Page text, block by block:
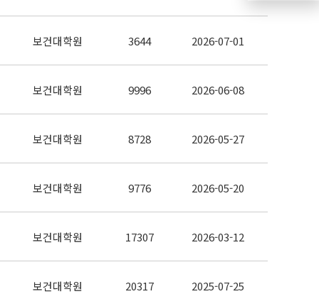
보건대학원 3644 2026-07-01
보건대학원 9996 2026-06-08
보건대학원 8728 2026-05-27
보건대학원 9776 2026-05-20
보건대학원 17307 2026-03-12
보건대학원 20317 2025-07-25